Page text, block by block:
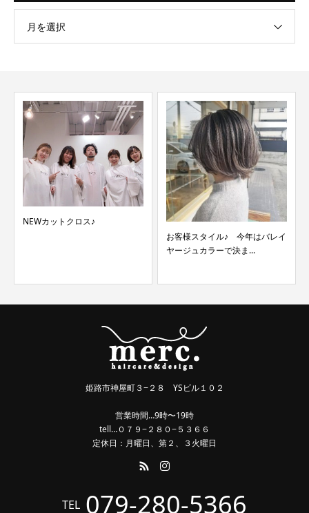
月を選択
NEWカットクロス♪
お客様スタイル♪ 今年はバレイ
ヤージュカラーで決ま...
姫路市神屋町３−２８ YSビル１０２
営業時間…9時〜19時
tell…０７９−２８０−５３６６
定休日：月曜日、第２、３火曜日
TEL 079-280-5366